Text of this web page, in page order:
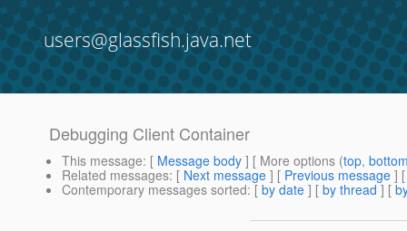
users@glassfish.java.net
Debugging Client Container
This message: [ Message body ] [ More options (top,
Related messages: [ Next message ] [ Previous message ]
Contemporary messages sorted: [ by date ] [ by thread ] [